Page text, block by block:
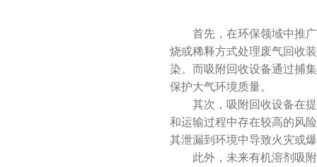
首先，在环保领域中推广
烧或稀释方式处理废气回收
染。而吸附回收设备通过捕
保护大气环境质量。
其次，吸附回收设备在提
和运输过程中存在较高的风
其泄漏到环境中导致火灾或
此外，未来有机溶剂吸附